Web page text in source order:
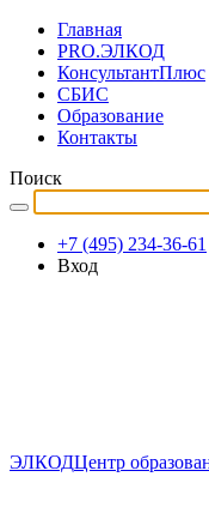
Главная
PRO.ЭЛКОД
КонсультантПлюс
СБИС
Образование
Контакты
Поиск
+7 (495) 234-36-61
Вход
ЭЛКОДЦентр